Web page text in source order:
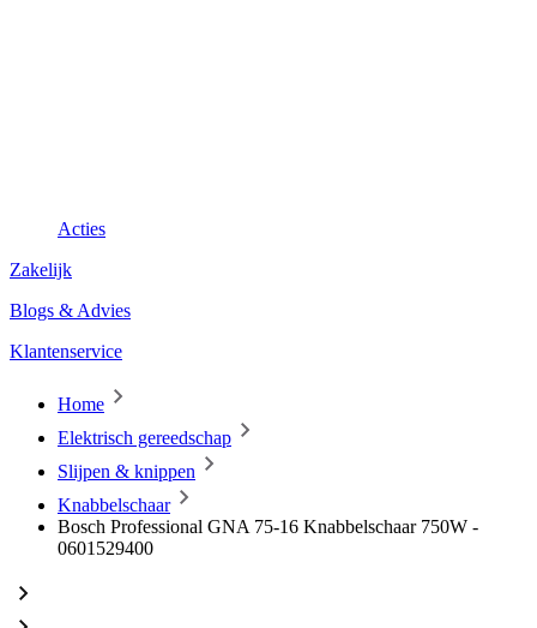
Acties
Zakelijk
Blogs & Advies
Klantenservice
Home
Elektrisch gereedschap
Slijpen & knippen
Knabbelschaar
Bosch Professional GNA 75-16 Knabbelschaar 750W -
0601529400